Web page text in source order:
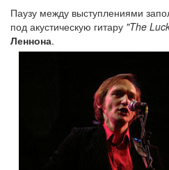
Паузу между выступлениями
под акустическую гитару "The
Леннона.